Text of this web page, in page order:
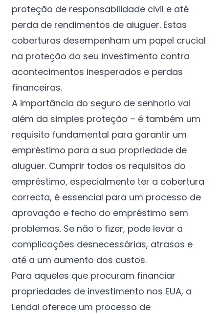
proteção de responsabilidade civil e até
perda de rendimentos de aluguer. Estas
coberturas desempenham um papel crucial
na proteção do seu investimento contra
acontecimentos inesperados e perdas
financeiras.
A importância do seguro de senhorio vai
além da simples proteção – é também um
requisito fundamental para garantir um
empréstimo para a sua propriedade de
aluguer. Cumprir todos os requisitos do
empréstimo, especialmente ter a cobertura
correcta, é essencial para um processo de
aprovação e fecho do empréstimo sem
problemas. Se não o fizer, pode levar a
complicações desnecessárias, atrasos e
até a um aumento dos custos.
Para aqueles que procuram financiar
propriedades de investimento nos EUA, a
Lendai oferece um processo de